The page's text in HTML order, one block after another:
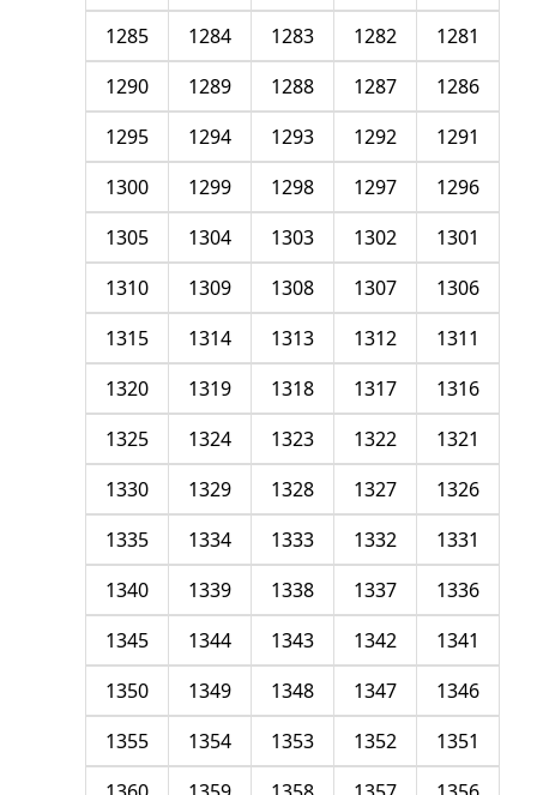
1281
1282
1283
1284
1285
1286
1287
1288
1289
1290
1291
1292
1293
1294
1295
1296
1297
1298
1299
1300
1301
1302
1303
1304
1305
1306
1307
1308
1309
1310
1311
1312
1313
1314
1315
1316
1317
1318
1319
1320
1321
1322
1323
1324
1325
1326
1327
1328
1329
1330
1331
1332
1333
1334
1335
1336
1337
1338
1339
1340
1341
1342
1343
1344
1345
1346
1347
1348
1349
1350
1351
1352
1353
1354
1355